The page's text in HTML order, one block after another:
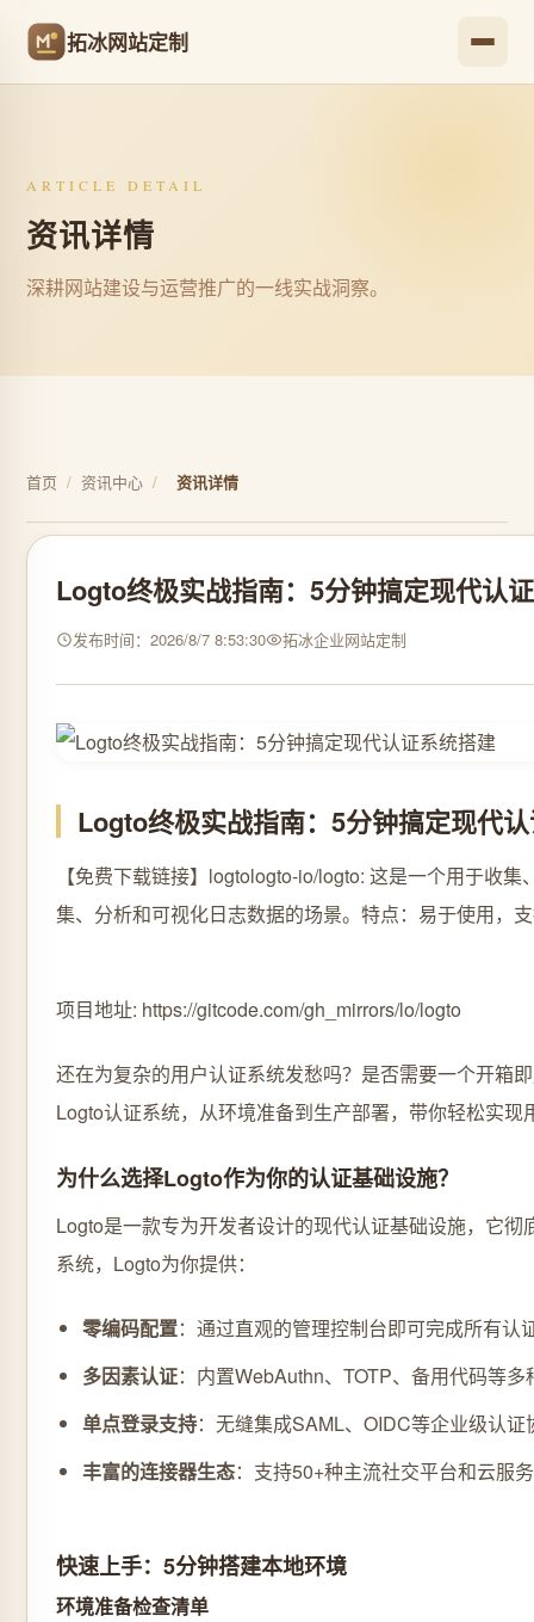
拓冰网站定制
ARTICLE DETAIL
资讯详情
深耕网站建设与运营推广的一线实战洞察。
首页 / 资讯中心 / 资讯详情
Logto终极实战指南：5分钟搞定现代认
发布时间：2026/8/7 8:53:30 拓冰企业网站定制
Logto终极实战指南：5分钟搞定现代
【免费下载链接】logtologto-io/logto: 这是一个用于收
集、分析和可视化日志数据的场景。特点：易于使用，
项目地址: https://gitcode.com/gh_mirrors/lo/logto
还在为复杂的用户认证系统发愁吗？是否需要一个开箱
Logto认证系统，从环境准备到生产部署，带你轻松实
为什么选择Logto作为你的认证基础设施？
Logto是一款专为开发者设计的现代认证基础设施，它
系统，Logto为你提供：
零编码配置：通过直观的管理控制台即可完成所有认
多因素认证：内置WebAuthn、TOTP、备用代码等
单点登录支持：无缝集成SAML、OIDC等企业级认证
丰富的连接器生态：支持50+种主流社交平台和云服
快速上手：5分钟搭建本地环境
环境准备检查清单